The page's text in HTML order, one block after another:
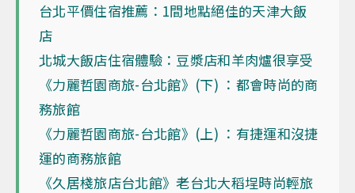
台北平價住宿推薦：1間地點絕佳的天津大飯
店
北城大飯店住宿體驗：豆漿店和羊肉爐很享受
《力麗哲園商旅-台北館》(下) ：都會時尚的商
務旅館
《力麗哲園商旅-台北館》(上) ：有捷運和沒捷
運的商務旅館
《久居棧旅店台北館》老台北大稻埕時尚輕旅